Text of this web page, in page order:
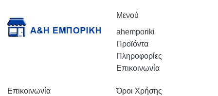
Μενού
ahemporiki
Προϊόντα
Πληροφορίες
Επικοινωνία
Επικοινωνία Όροι Χρήσης